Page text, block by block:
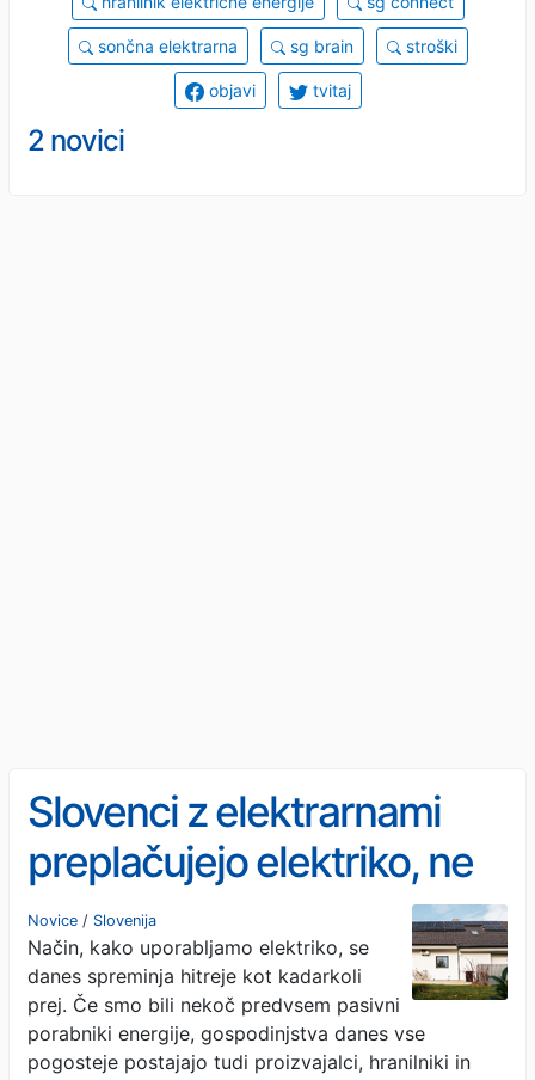
sončna elektrarna sg brain stroški
objavi tvitaj
2 novici
Slovenci z elektrarnami
preplačujejo elektriko, ne
da bi to sploh vedeli
Novice / Slovenija
Način, kako uporabljamo elektriko, se
danes spreminja hitreje kot kadarkoli
prej. Če smo bili nekoč predvsem pasivni
porabniki energije, gospodinjstva danes vse
pogosteje postajajo tudi proizvajalci, hranilniki in